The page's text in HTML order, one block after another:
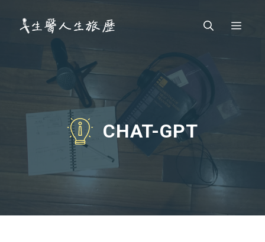
Menu
CHAT-GPT